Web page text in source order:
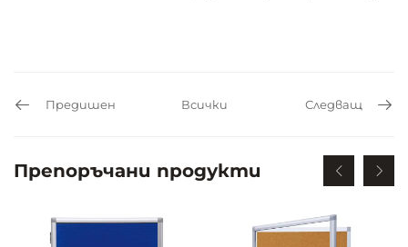
Предишен Всички Следващ
Препоръчани продукти